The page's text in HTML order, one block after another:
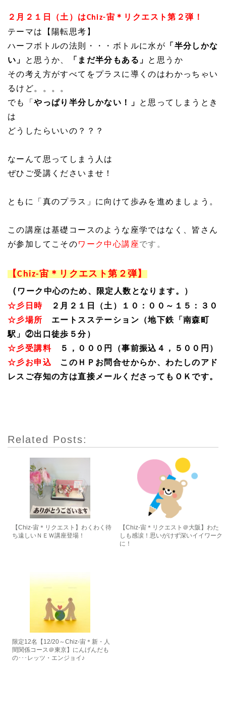
２月２１日（土）はChiz-宙＊リクエスト第２弾！
テーマは【陽転思考】
ハーフボトルの法則・・・ボトルに水が 「半分しかな
い」
と思うか、 「まだ半分もある」 と思うか
その考え方がすべてをプラスに導くのはわかっちゃい
るけど。。。。
でも「やっぱり半分しかない！」
と思ってしまうとき
は
どうしたらいいの？？？
なーんて思ってしまう人は
ぜひご受講くださいませ！
ともに「真のプラス」に向けて歩みを進めましょう。
この講座は基礎コースのような座学ではなく、皆さん
が参加してこそのワーク中心講座です。
【Chiz-宙＊リクエスト第２弾】
（ ワーク中心のため、限定人数となります。）
☆彡日時 ２月２１日（土）１０：００～１５：３０
☆彡場所 エートスステーション（地下鉄「南森町
駅」②出口徒歩５分）
☆彡受講料 ５，０００円（事前振込４，５００円）
☆彡お申込 このＨＰお問合せからか、わたしのアド
レスご存知の方は直接メールくださってもＯＫです。
Related Posts:
【Chiz-宙＊リクエスト】わくわく待
ち遠しいＮＥＷ講座登場！
【Chiz-宙＊リクエスト＠大阪】わた
しも感涙！思いがけず深いイイワーク
に！
限定12名【12/20～Chiz-宙＊新・人
間関係コース＠東京】にんげんだも
の･･･レッツ・エンジョイ♪